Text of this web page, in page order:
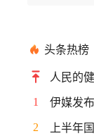
头条热榜
人民的
1 伊媒发
2 上半年